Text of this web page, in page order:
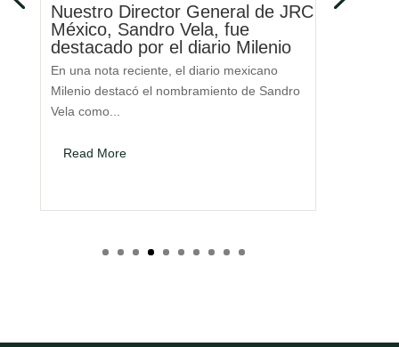
Nuestro Director General de JRC
México, Sandro Vela, fue
destacado por el diario Milenio
En una nota reciente, el diario mexicano
Milenio destacó el nombramiento de Sandro
Vela como...
Read More